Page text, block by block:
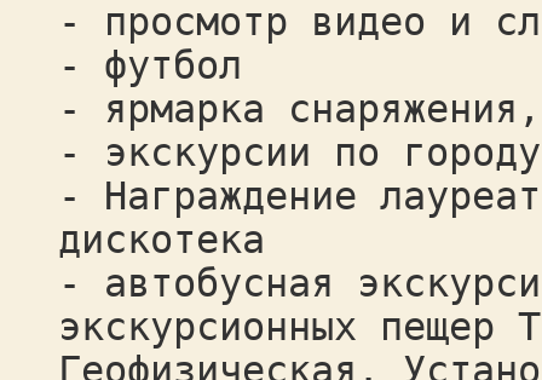
- просмотр видео и
- футбол
- ярмарка
- экскурсии по
- Награждение
дискотека
- автобусная
экскурсионных пещер
Геофизическая.